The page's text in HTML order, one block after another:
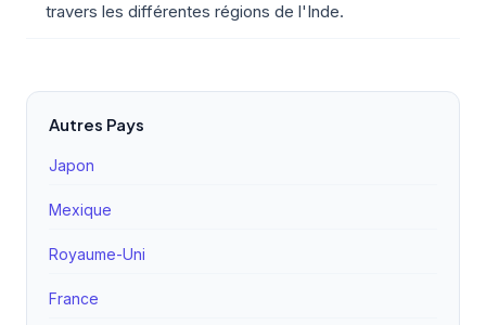
travers les différentes régions de l'Inde.
Autres Pays
Japon
Mexique
Royaume-Uni
France